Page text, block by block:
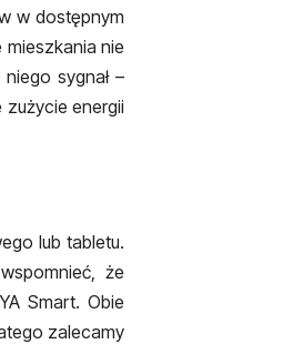
w dostępnym
mieszkania nie
sygnał –
zużycie energii
lub tabletu.
że
Smart. Obie
zalecamy